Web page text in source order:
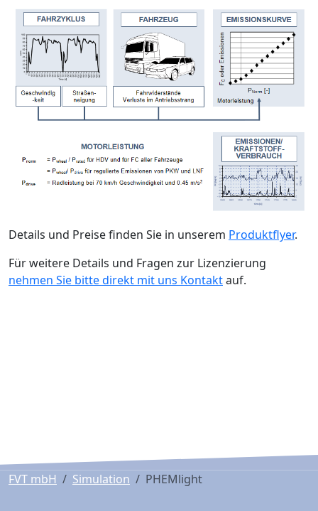
Details und Preise finden Sie in unserem Produktflyer.
Für weitere Details und Fragen zur Lizenzierung
nehmen Sie bitte direkt mit uns Kontaktauf.
FVT mbH Simulation PHEMlight